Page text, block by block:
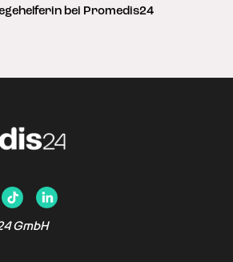
bei Promedis24
GmbH